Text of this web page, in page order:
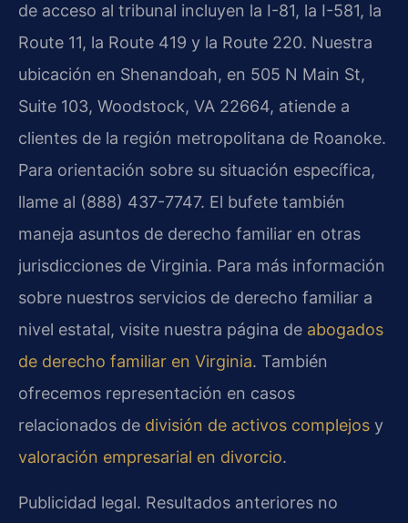
de acceso al tribunal incluyen la I-81, la I-581, la
Route 11, la Route 419 y la Route 220. Nuestra
ubicación en Shenandoah, en 505 N Main St,
Suite 103, Woodstock, VA 22664, atiende a
clientes de la región metropolitana de Roanoke.
Para orientación sobre su situación específica,
llame al (888) 437-7747. El bufete también
maneja asuntos de derecho familiar en otras
jurisdicciones de Virginia. Para más información
sobre nuestros servicios de derecho familiar a
nivel estatal, visite nuestra página de abogados
de derecho familiar en Virginia. También
ofrecemos representación en casos
relacionados de división de activos complejos y
valoración empresarial en divorcio.
Publicidad legal. Resultados anteriores no